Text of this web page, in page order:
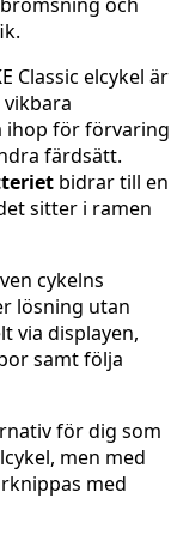
Classic elcykel är
vikbara
ihop för förvaring
färdsätt.
bidrar till en
sitter i ramen
cykelns
lösning utan
via displayen,
samt följa
för dig som
men med
med